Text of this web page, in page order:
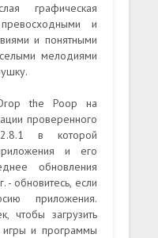
графическая
и
и понятными
мелодиями
the Poop на
проверенного
в которой
и его
обновления
- обновитесь, если
приложения.
чтобы загрузить
и программы